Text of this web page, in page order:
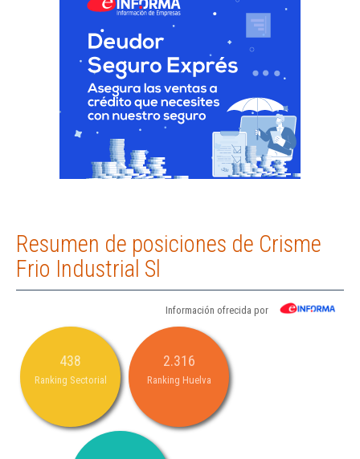
Resumen de posiciones de Crisme
Frio Industrial Sl
Información ofrecida por
438
Ranking Sectorial
2.316
Ranking Huelva